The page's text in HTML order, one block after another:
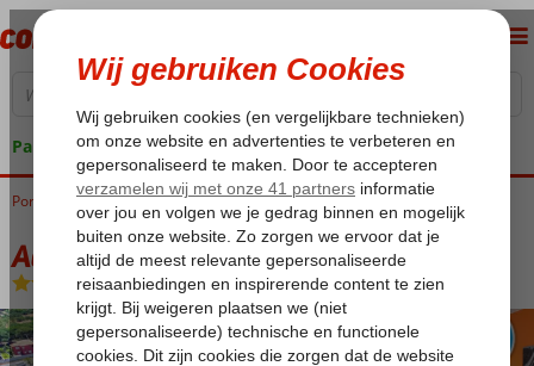
Pakketgarantie
Home
Portugal Algarve Quarteira Aquashow Park
Aquashow Park
Logies en ontbijt -Hotel